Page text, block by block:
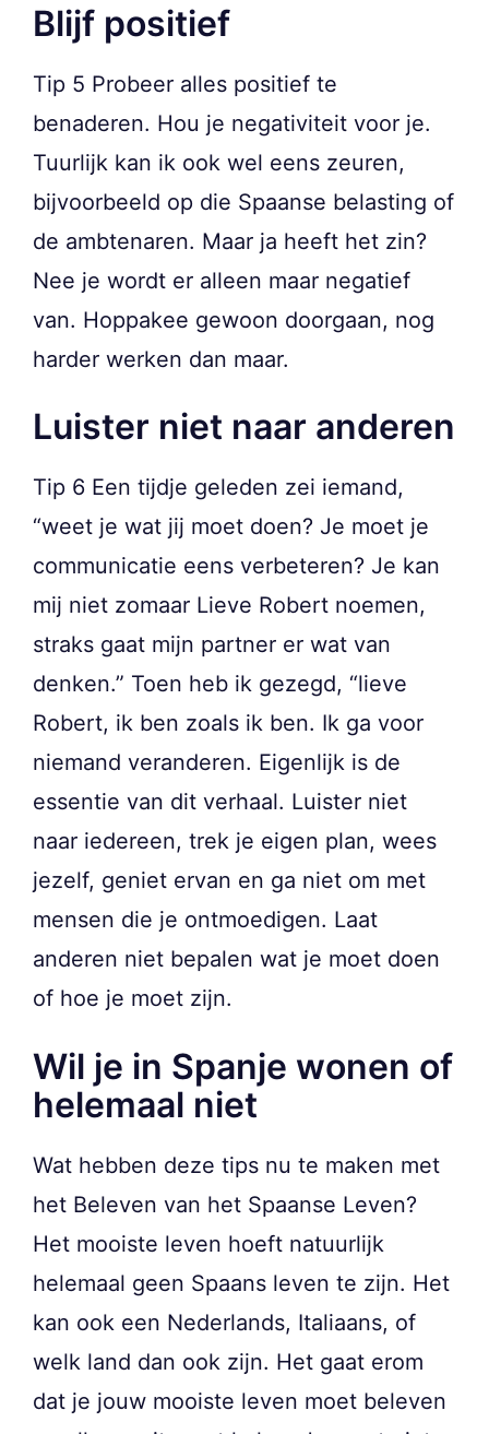
Blijf positief
Tip 5 Probeer alles positief te
benaderen. Hou je negativiteit voor je.
Tuurlijk kan ik ook wel eens zeuren,
bijvoorbeeld op die Spaanse belasting of
de ambtenaren. Maar ja heeft het zin?
Nee je wordt er alleen maar negatief
van. Hoppakee gewoon doorgaan, nog
harder werken dan maar.
Luister niet naar anderen
Tip 6 Een tijdje geleden zei iemand,
“weet je wat jij moet doen? Je moet je
communicatie eens verbeteren? Je kan
mij niet zomaar Lieve Robert noemen,
straks gaat mijn partner er wat van
denken.” Toen heb ik gezegd, “lieve
Robert, ik ben zoals ik ben. Ik ga voor
niemand veranderen. Eigenlijk is de
essentie van dit verhaal. Luister niet
naar iedereen, trek je eigen plan, wees
jezelf, geniet ervan en ga niet om met
mensen die je ontmoedigen. Laat
anderen niet bepalen wat je moet doen
of hoe je moet zijn.
Wil je in Spanje wonen of
helemaal niet
Wat hebben deze tips nu te maken met
het Beleven van het Spaanse Leven?
Het mooiste leven hoeft natuurlijk
helemaal geen Spaans leven te zijn. Het
kan ook een Nederlands, Italiaans, of
welk land dan ook zijn. Het gaat erom
dat je jouw mooiste leven moet beleven